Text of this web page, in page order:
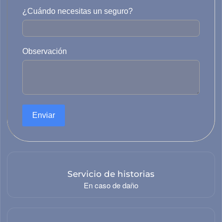
Diseño y desarrollo
Justicia
administración
¿Cuándo necesitas un seguro?
Observación
Enviar
Servicio de historias
En caso de daño